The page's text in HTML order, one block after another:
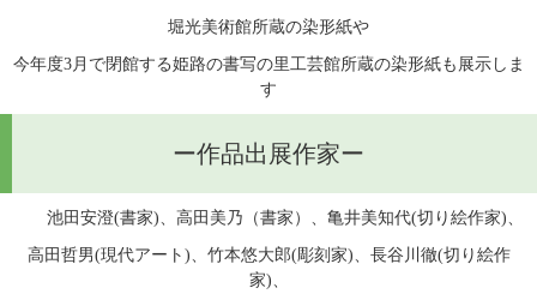
堀光美術館所蔵の染形紙や
今年度3月で閉館する姫路の書写の里工芸館所蔵の染形紙も展示しま
す
ー作品出展作家ー
池田安澄(書家)、高田美乃（書家）、亀井美知代(切り絵作家)、
高田哲男(現代アート)、竹本悠大郎(彫刻家)、長谷川徹(切り絵作
家)、